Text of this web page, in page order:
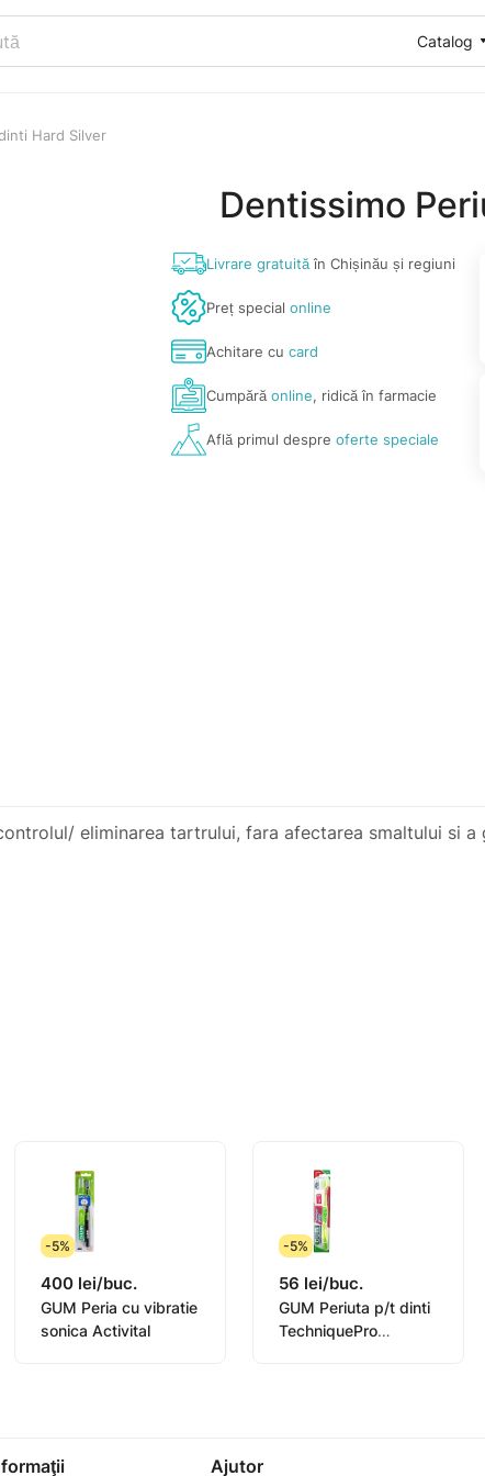
Catalog
Hard Silver
Dentissimo
Livrare gratuităîn Chișinău și regiuni
Preț specialonline
Achitare cucard
Cumpărăonline, ridică în farmacie
Află primul despreoferte speciale
eliminarea tartrului, fara afectarea smaltului si a
-5%
400 lei/buc.
GUM Peria cu vibratie
sonica Activital
-5%
56 lei/buc.
GUM Periuta p/t dinti
TechniquePro
Ajutor